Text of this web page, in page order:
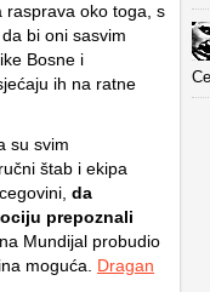
rasprava oko toga, s
bi oni sasvim
Bosne i
ih na ratne
su svim
štab i ekipa
da
prepoznali
Mundijal probudio
moguća. Dragan